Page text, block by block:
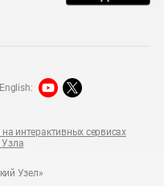
Узел»
интерактивных сервисах
Узла
English: